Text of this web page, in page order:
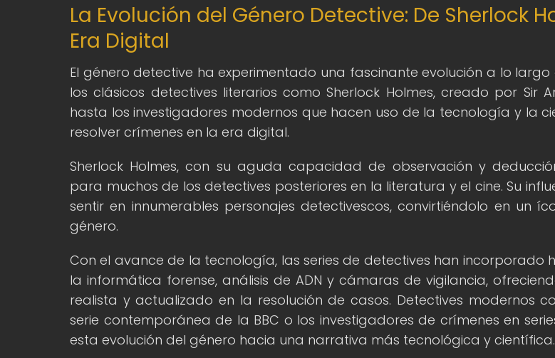
La Evolución del Género Detective: De Sherlock
Era Digital
El género detective ha experimentado una fascinante evolución a lo largo
los clásicos detectives literarios como Sherlock Holmes, creado por Sir
hasta los investigadores modernos que hacen uso de la tecnología y la
resolver crímenes en la era digital.
Sherlock Holmes, con su aguda capacidad de observación y
para muchos de los detectives posteriores en la literatura y el cine. Su
sentir en innumerables personajes detectivescos, convirtiéndolo en un
género.
Con el avance de la tecnología, las series de detectives han incorporado
la informática forense, análisis de ADN y cámaras de vigilancia,
realista y actualizado en la resolución de casos. Detectives modernos
serie contemporánea de la BBC o los investigadores de crímenes en
esta evolución del género hacia una narrativa más tecnológica y científica.